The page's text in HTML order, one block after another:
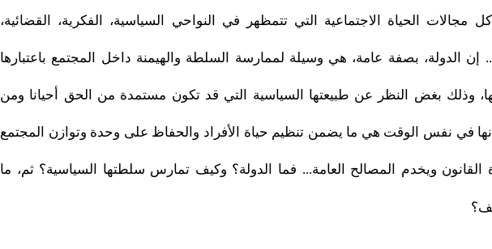
الحياة الاجتماعية التي تتمظهر في النواحي السياسية، الفكرية، القضائية،
إن الدولة، بصفة عامة، هي وسيلة لممارسة السلطة والهيمنة داخل المجتمع باعتبارها
وذلك بغض النظر عن طبيعتها السياسية التي قد تكون مستمدة من الحق أحيانا ومن
إنها في نفس الوقت هي ما يضمن تنظيم حياة الأفراد والحفاظ على وحدة وتوازن المجتمع
ويخدم المصالح العامة... فما الدولة؟ وكيف تمارس سلطتها السياسية؟ ثم، ما